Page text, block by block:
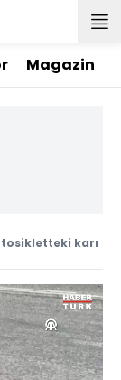
Magazin
karı